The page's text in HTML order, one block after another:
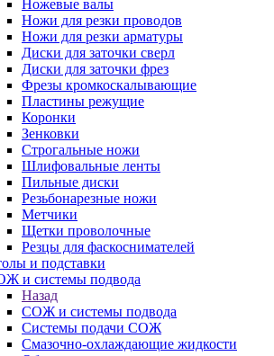
Ножевые валы
Ножи для резки проводов
Ножи для резки арматуры
Диски для заточки сверл
Диски для заточки фрез
Фрезы кромкоскалывающие
Пластины режущие
Коронки
Зенковки
Строгальные ножи
Шлифовальные ленты
Пильные диски
Резьбонарезные ножи
Метчики
Щетки проволочные
Резцы для фаскоснимателей
и подставки
и системы подвода
Назад
СОЖ и системы подвода
Системы подачи СОЖ
Смазочно-охлаждающие жидкости